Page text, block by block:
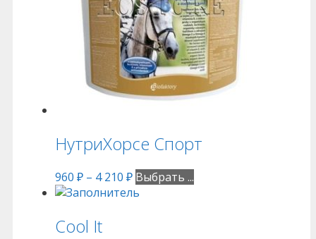
НутриХорсе Спорт
960 ₽ – 4 210 ₽ Выбрать ...
Cool It